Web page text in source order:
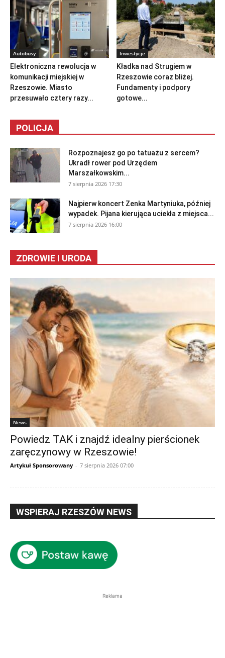
Autobusy
Elektroniczna rewolucja w
komunikacji miejskiej w
Rzeszowie. Miasto
przesuwało cztery razy...
Inwestycje
Kładka nad Strugiem w
Rzeszowie coraz bliżej.
Fundamenty i podpory
gotowe...
POLICJA
Rozpoznajesz go po tatuażu z sercem?
Ukradł rower pod Urzędem
Marszałkowskim...
7 sierpnia 2026 17:30
Najpierw koncert Zenka Martyniuka, później
wypadek. Pijana kierująca uciekła z miejsca...
7 sierpnia 2026 16:00
ZDROWIE I URODA
News
Powiedz TAK i znajdź idealny pierścionek
zaręczynowy w Rzeszowie!
Artykuł Sponsorowany - 7 sierpnia 2026 07:00
WSPIERAJ RZESZÓW NEWS
Reklama